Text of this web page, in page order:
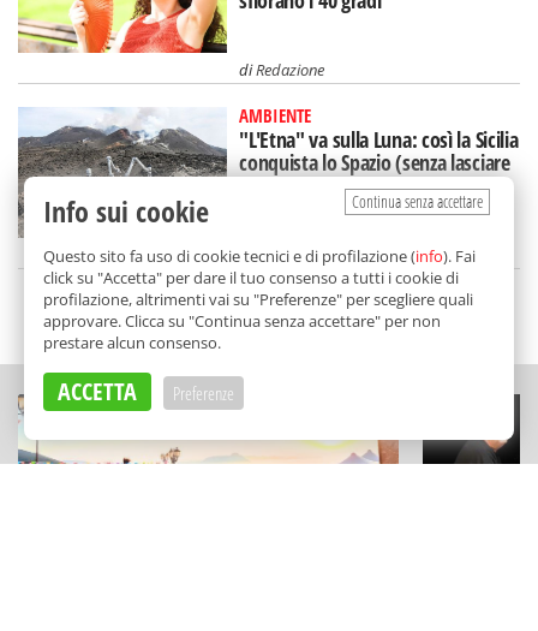
diRedazione
AMBIENTE
"L'Etna" va sulla Luna: così la Sicilia
conquista lo Spazio (senza lasciare
la Terra)
diAurelio Sanguinetti
SCELTO DA BALARM
Continua senza accettare
Info sui cookie
Questo sito fa uso di cookie tecnici e di profilazione (info). Fai
click su "Accetta" per dare il tuo consenso a tutti i cookie di
profilazione, altrimenti vai su "Preferenze" per scegliere quali
approvare. Clicca su "Continua senza accettare" per non
prestare alcun consenso.
ACCETTA Preferenze